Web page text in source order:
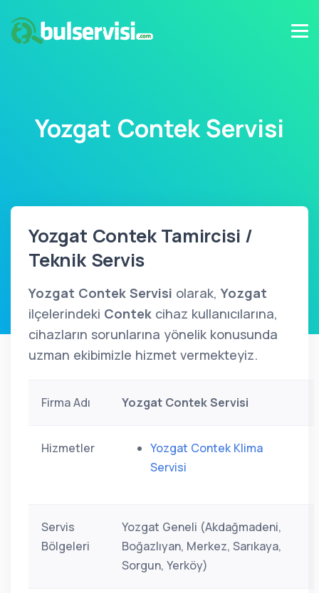
Yozgat Contek Servisi
Yozgat Contek Tamircisi /
Teknik Servis
Yozgat Contek Servisi olarak, Yozgat
ilçelerindeki Contek cihaz kullanıcılarına,
cihazların sorunlarına yönelik konusunda
uzman ekibimizle hizmet vermekteyiz.
Firma Adı Yozgat Contek Servisi
Hizmetler
Yozgat Contek Klima
Servisi
Servis
Bölgeleri
Yozgat Geneli (Akdağmadeni,
Boğazlıyan, Merkez, Sarıkaya,
Sorgun, Yerköy)